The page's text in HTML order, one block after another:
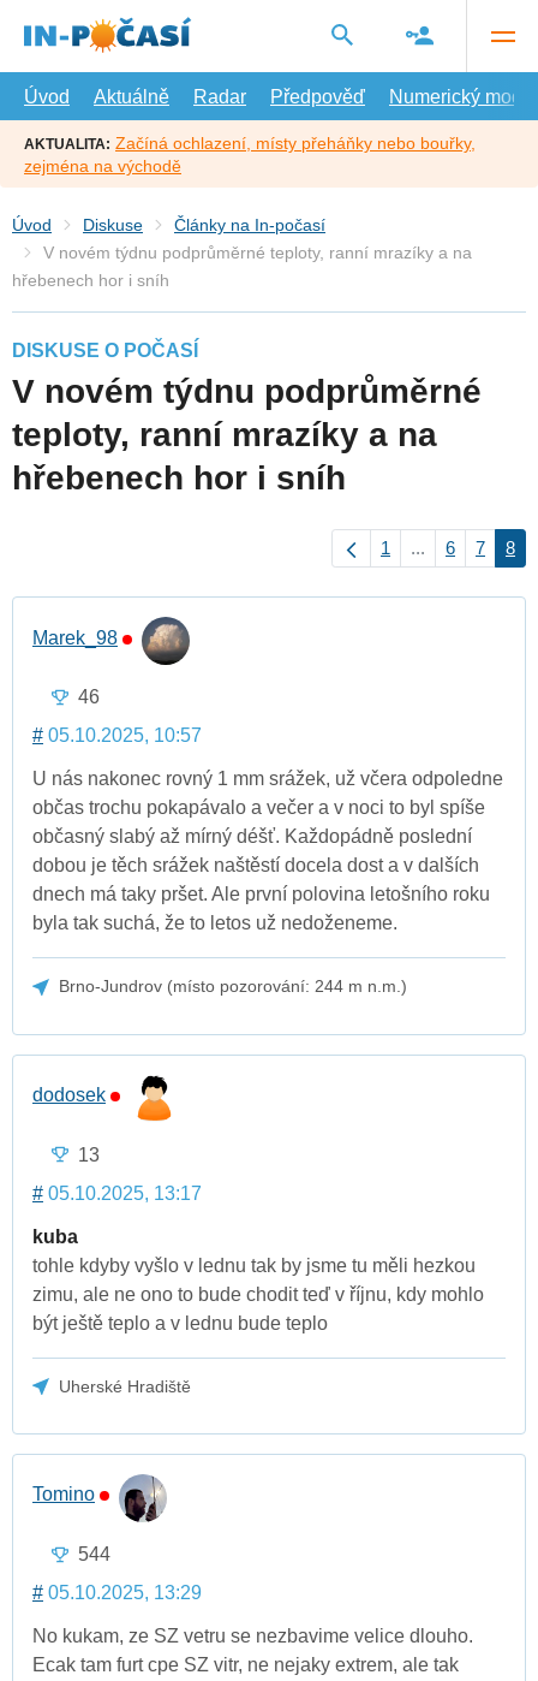
hlavní
Úvod
Aktuálně Radar Předpověď Numerický model
AKTUALITA: Začíná ochlazení, místy přeháňky nebo bouřky,
zejména na východě
Úvod Diskuse
Články na In-počasí
V novém týdnu podprůměrné teploty, ranní mrazíky a na
hřebenech hor i sníh
DISKUSE O POČASÍ
V novém týdnu podprůměrné
teploty, ranní mrazíky a na
hřebenech hor i sníh
1 ... 6 7 8
Marek_98
46
# 05.10.2025, 10:57
U nás nakonec rovný 1 mm srážek, už včera odpoledne
občas trochu pokapávalo a večer a v noci to byl spíše
občasný slabý až mírný déšť. Každopádně poslední
dobou je těch srážek naštěstí docela dost a v dalších
dnech má taky pršet. Ale první polovina letošního roku
byla tak suchá, že to letos už nedoženeme.
Brno-Jundrov (místo pozorování: 244 m n.m.)
dodosek
13
# 05.10.2025, 13:17
kuba
tohle kdyby vyšlo v lednu tak by jsme tu měli hezkou
zimu, ale ne ono to bude chodit teď v říjnu, kdy mohlo
být ještě teplo a v lednu bude teplo
Uherské Hradiště
Tomino
544
# 05.10.2025, 13:29
No kukam, ze SZ vetru se nezbavime velice dlouho.
Ecak tam furt cpe SZ vitr, ne nejaky extrem, ale tak